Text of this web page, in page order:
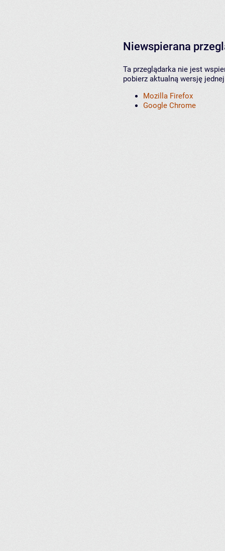
Niewspierana
Ta przeglądarka nie jest
pobierz aktualną wersję
Mozilla Firefox
Google Chrome